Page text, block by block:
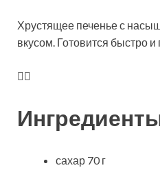
Хрустящее печенье с
вкусом. Готовится быстро и
сахар 70 г